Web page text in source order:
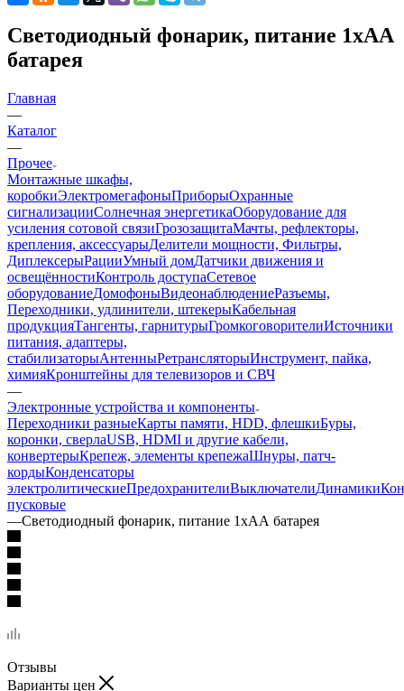
Светодиодный фонарик, питание 1хАА
батарея
Главная
—
Каталог
—
Прочее
Монтажные шкафы,
коробкиЭлектромегафоныПриборыОхранные
сигнализацииСолнечная энергетикаОборудование для
усиления сотовой связиГрозозащитаМачты, рефлекторы,
крепления, аксессуарыДелители мощности, Фильтры,
ДиплексерыРацииУмный домДатчики движения и
освещённостиКонтроль доступаСетевое
оборудованиеДомофоныВидеонаблюдениеРазъемы,
Переходники, удлинители, штекерыКабельная
продукцияТангенты, гарнитурыГромкоговорителиИсточники
питания, адаптеры,
стабилизаторыАнтенныРетрансляторыИнструмент, пайка,
химияКронштейны для телевизоров и СВЧ
—
Электронные устройства и компоненты
Переходники разныеКарты памяти, HDD, флешкиБуры,
коронки, сверлаUSB, HDMI и другие кабели,
конвертерыКрепеж, элементы крепежаШнуры, патч-
кордыКонденсаторы
электролитическиеПредохранителиВыключателиДинамики
пусковые
—Светодиодный фонарик, питание 1хАА батарея
Отзывы
Варианты цен